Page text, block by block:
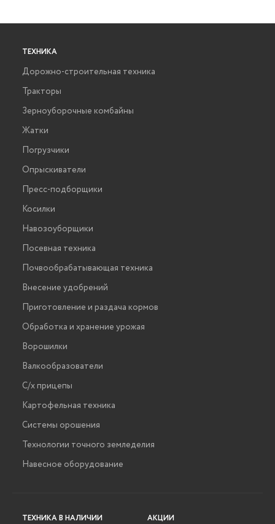
ТЕХНИКА
Дорожно-строительная техника
Тракторы
Зерноуборочные комбайны
Жатки
Погрузчики
Опрыскиватели
Пресс-подборщики
Косилки
Навозоуборщики
Посевная техника
Почвообрабатывающая техника
Внесение удобрений
Приготовление и раздача кормов
Обработка и хранение урожая
Ворошилки
Валкообразователи
С/х прицепы
Картофельная техника
Системы орошения
Технологии точного земледелия
Навесное оборудование
ТЕХНИКА В НАЛИЧИИ АКЦИИ